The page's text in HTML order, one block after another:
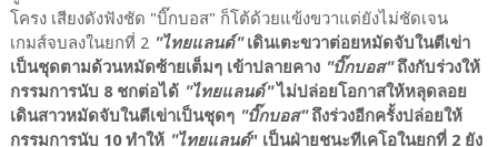
โครง เสียงดังฟังชัด "บิ๊กบอส" ก็โต้ด้วยแข้งขวาแต่ยังไม่ชัดเจน
เกมส์จบลงในยกที่ 2 "ไทยแลนด์"เดินเตะขวาต่อยหมัดจับในตีเข่า
เป็นชุดตามด้วนหมัดซ้ายเต็มๆ เข้าปลายคาง "บิ๊กบอส"ถึงกับร่วงให้
กรรมการนับ 8 ชกต่อได้ "ไทยแลนด์"ไม่ปล่อยโอกาสให้หลุดลอย
เดินสาวหมัดจับในตีเข่าเป็นชุดๆ "บิ๊กบอส"ถึงร่วงอีกครั้งปล่อยให้
กรรมการนับ 10 ทำให้ "ไทยแลนด์" เป็นฝ่ายชนะทีเคโอในยกที่ 2 ยัง